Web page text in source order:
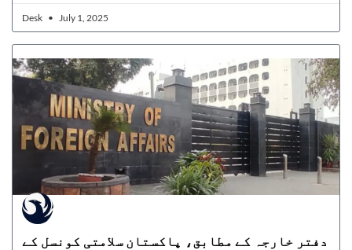
Desk July 1, 2025
دفتر خارجہ کے مطابق، پاکستان سلامتی کونسل کے